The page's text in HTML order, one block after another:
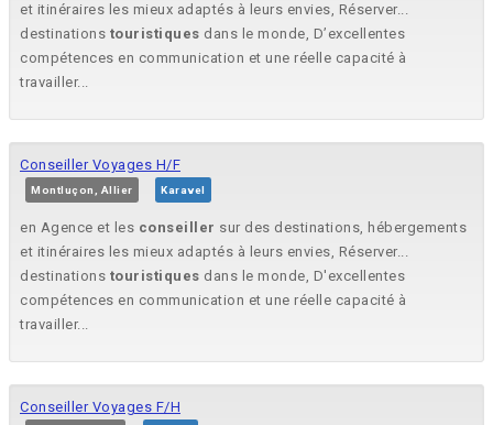
et itinéraires les mieux adaptés à leurs envies, Réserver...
destinations touristiques dans le monde, D’excellentes
compétences en communication et une réelle capacité à
travailler...
Conseiller Voyages H/F
Montluçon, Allier Karavel
en Agence et les conseiller sur des destinations, hébergements
et itinéraires les mieux adaptés à leurs envies, Réserver...
destinations touristiques dans le monde, D'excellentes
compétences en communication et une réelle capacité à
travailler...
Conseiller Voyages F/H